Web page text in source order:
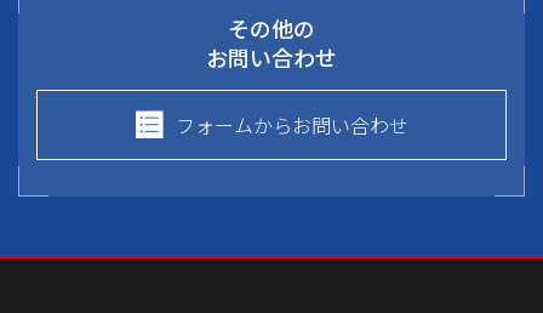
その他の
お問い合わせ
フォームからお問い合わせ